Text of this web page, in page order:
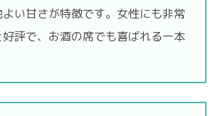
い甘さが特徴です。女性にも非常
評で、お酒の席でも喜ばれる一本